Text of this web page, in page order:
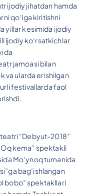
ijodiy jihatdan hamda
qo‘lga kiritishni
yillar kesimida ijodiy
ijodiy ko‘rsatkichlar
jamoasi bilan
va ularda erishilgan
festivallarda faol
“Debyut-2018”
kema” spektakli
Mo‘ynoq tumanida
bag‘ishlangan
bobo” spektakllari